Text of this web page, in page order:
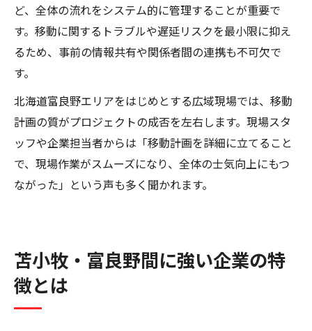
ど、全体の流れをシステム的に管理することが重要で
す。移動に関するトラブルや遅延リスクを最小限に抑え
るため、事前の情報共有や関係者間の連携も不可欠で
す。
北海道富良野エリアをはじめとする広域現場では、移動
計画の質がプロジェクトの成否を左右します。現場スタ
ッフや企業担当者からは「移動計画を詳細に立てること
で、現場作業がスムーズになり、全体の士気向上にもつ
ながった」という声も多く聞かれます。
苫小牧・富良野間に強い企業の特
徴とは